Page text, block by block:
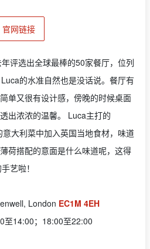
官网链接
评选出全球最棒的50家餐厅，位列
的水准自然也是没话说。餐厅有
单又很有设计感，傍晚的时候桌面
出浓浓的温馨。 Luca主打的
意大利菜中加入英国当地食材，味道
荷搭配的意面是什么味道呢，这得
艺啦！
London EC1M 4EH
至14:00；18:00至22:00